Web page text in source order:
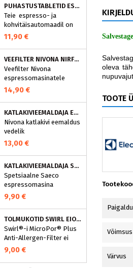
PUHASTUSTABLETID ESPRESSOMASINALE, NIVONA 390701200
Teie espresso- ja
kohvitäisautomaadil on
integreeritud
puhastusprogramm.
NIVONA puhastustabletid
on loodud spetsiaalselt
selle programmi jaoks ja
eraldavad mustuse nagu
nt kohvirasva
aparaati ja tagab täiusliku
aroomi.
11,90 €
VEEFILTER NIVONA NIRF701
Veefilter Nivona
espressomasinatele
14,90 €
KATLAKIVIEEMALDAJA ESPRESSOMASINATELE, NIVONA (500 ML)
Nivona katlakivi eemaldus
vedelik
espressomasinatele
13,00 €
KATLAKIVIEEMALDAJA SAECO ESPRESSOMASINATELE, PHILIPS CA6700/10
Spetsiaalne Saeco
espressomasina
katlakivieemaldi
Espressomasinast
eemaldamine on vajalik
selleks, et hoida masin
parimas korras. See
spetsiaalne
9,90 €
TOLMUKOTID SWIRL EIO80MNEW
Swirl®-i MicroPor® Plus
Anti-Allergen-Filter ei
lukusta ohutult
tolmuimejakotti mitte
ainult tavalise kodutolmu,
9,00 €
oleva
TOOTE
Võimsus
Värvus